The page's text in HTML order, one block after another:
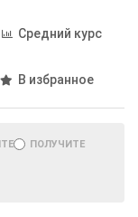
Cash (TORN)
(TRX)
(TUSD)
RUB
Банк KZT
Средний курс
В избранное
ПОЛУЧИТЕ